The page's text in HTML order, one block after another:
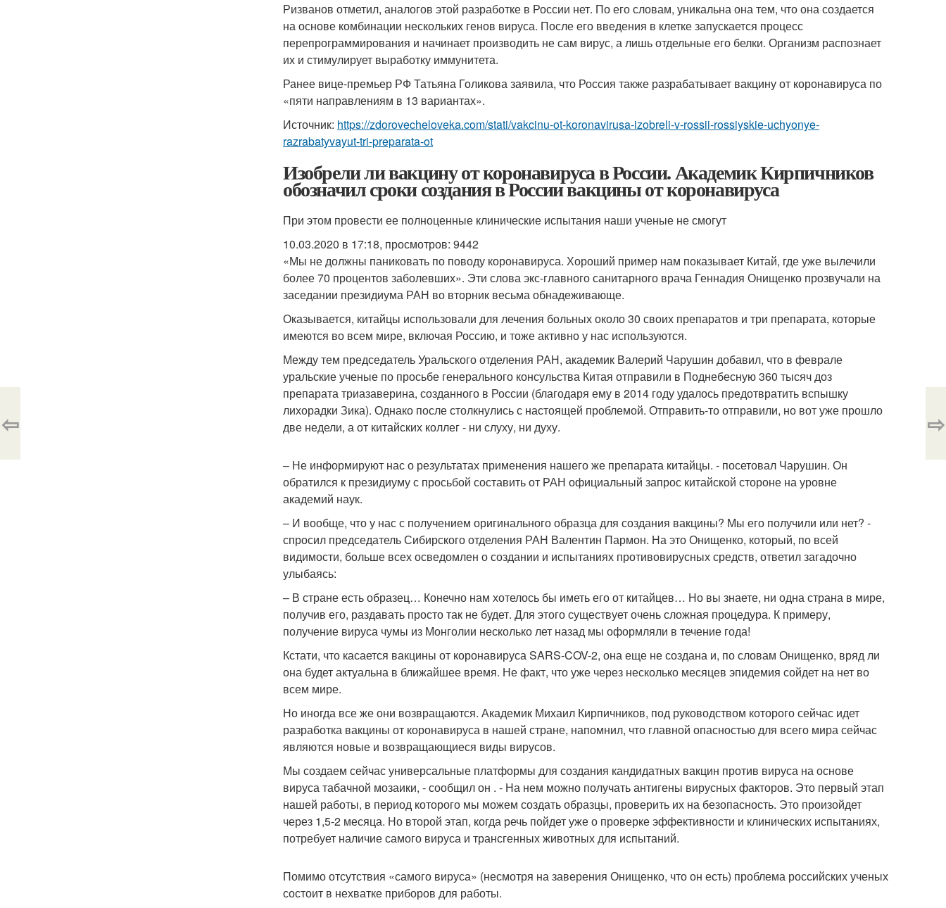
Ризванов отметил, аналогов этой разработке в России нет. По его словам, уникальна она тем, что она создается
на основе комбинации нескольких генов вируса. После его введения в клетке запускается процесс
перепрограммирования и начинает производить не сам вирус, а лишь отдельные его белки. Организм распознает
их и стимулирует выработку иммунитета.
Ранее вице-премьер РФ Татьяна Голикова заявила, что Россия также разрабатывает вакцину от коронавируса по
«пяти направлениям в 13 вариантах».
Источник: https://zdorovecheloveka.com/stati/vakcinu-ot-koronavirusa-izobreli-v-rossii-rossiyskie-uchyonye-
razrabatyvayut-tri-preparata-ot
Изобрели ли вакцину от коронавируса в России. Академик Кирпичников
обозначил сроки создания в России вакцины от коронавируса
При этом провести ее полноценные клинические испытания наши ученые не смогут
10.03.2020 в 17:18, просмотров: 9442
«Мы не должны паниковать по поводу коронавируса. Хороший пример нам показывает Китай, где уже вылечили
более 70 процентов заболевших». Эти слова экс-главного санитарного врача Геннадия Онищенко прозвучали на
заседании президиума РАН во вторник весьма обнадеживающе.
Оказывается, китайцы использовали для лечения больных около 30 своих препаратов и три препарата, которые
имеются во всем мире, включая Россию, и тоже активно у нас используются.
Между тем председатель Уральского отделения РАН, академик Валерий Чарушин добавил, что в феврале
уральские ученые по просьбе генерального консульства Китая отправили в Поднебесную 360 тысяч доз
препарата триазаверина, созданного в России (благодаря ему в 2014 году удалось предотвратить вспышку
лихорадки Зика). Однако после столкнулись с настоящей проблемой. Отправить-то отправили, но вот уже прошло
две недели, а от китайских коллег - ни слуху, ни духу.
– Не информируют нас о результатах применения нашего же препарата китайцы. - посетовал Чарушин. Он
обратился к президиуму с просьбой составить от РАН официальный запрос китайской стороне на уровне
академий наук.
– И вообще, что у нас с получением оригинального образца для создания вакцины? Мы его получили или нет? -
спросил председатель Сибирского отделения РАН Валентин Пармон. На это Онищенко, который, по всей
видимости, больше всех осведомлен о создании и испытаниях противовирусных средств, ответил загадочно
улыбаясь:
– В стране есть образец… Конечно нам хотелось бы иметь его от китайцев… Но вы знаете, ни одна страна в мире,
получив его, раздавать просто так не будет. Для этого существует очень сложная процедура. К примеру,
получение вируса чумы из Монголии несколько лет назад мы оформляли в течение года!
Кстати, что касается вакцины от коронавируса SARS-COV-2, она еще не создана и, по словам Онищенко, вряд ли
она будет актуальна в ближайшее время. Не факт, что уже через несколько месяцев эпидемия сойдет на нет во
всем мире.
Но иногда все же они возвращаются. Академик Михаил Кирпичников, под руководством которого сейчас идет
разработка вакцины от коронавируса в нашей стране, напомнил, что главной опасностью для всего мира сейчас
являются новые и возвращающиеся виды вирусов.
Мы создаем сейчас универсальные платформы для создания кандидатных вакцин против вируса на основе
вируса табачной мозаики, - сообщил он . - На нем можно получать антигены вирусных факторов. Это первый этап
нашей работы, в период которого мы можем создать образцы, проверить их на безопасность. Это произойдет
через 1,5-2 месяца. Но второй этап, когда речь пойдет уже о проверке эффективности и клинических испытаниях,
потребует наличие самого вируса и трансгенных животных для испытаний.
Помимо отсутствия «самого вируса» (несмотря на заверения Онищенко, что он есть) проблема российских ученых
состоит в нехватке приборов для работы.
⇦ ⇨